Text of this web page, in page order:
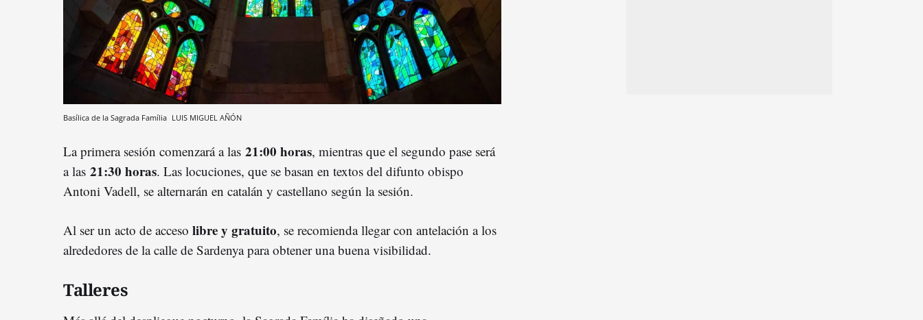
Basílica de la Sagrada Família LUIS MIGUEL AÑÓN
La primera sesión comenzará a las 21:00 horas, mientras que el segundo pase será
a las 21:30 horas. Las locuciones, que se basan en textos del difunto obispo
Antoni Vadell, se alternarán en catalán y castellano según la sesión.
Al ser un acto de acceso libre y gratuito, se recomienda llegar con antelación a los
alrededores de la calle de Sardenya para obtener una buena visibilidad.
Talleres